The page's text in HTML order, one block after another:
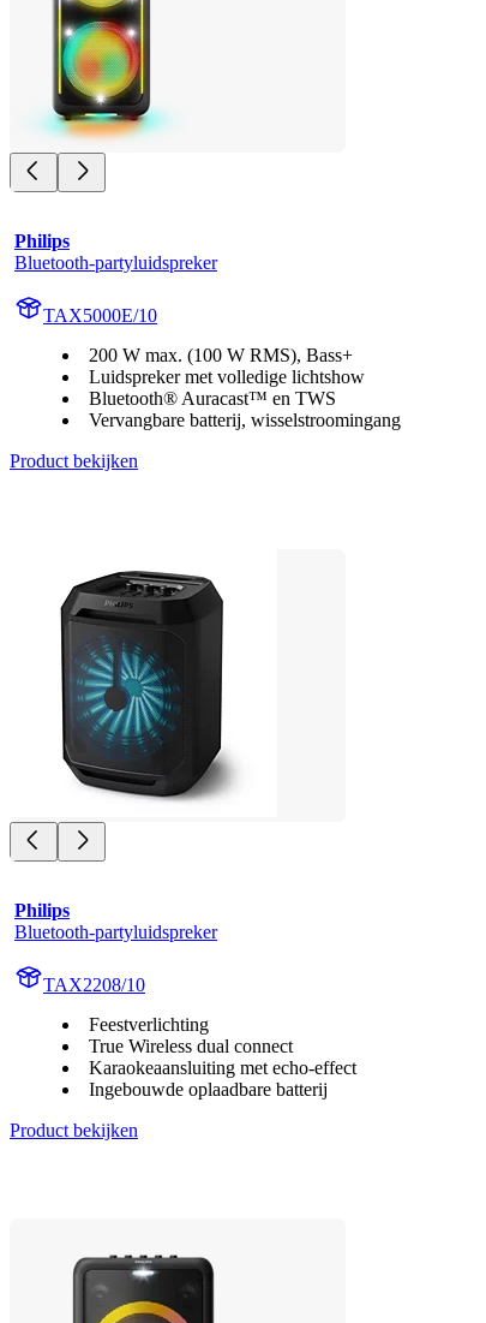
Philips
Bluetooth-partyluidspreker
TAX5000E/10
200 W max. (100 W RMS), Bass+
Luidspreker met volledige lichtshow
Bluetooth® Auracast™ en TWS
Vervangbare batterij, wisselstroomingang
Product bekijken
Philips
Bluetooth-partyluidspreker
TAX2208/10
Feestverlichting
True Wireless dual connect
Karaokeaansluiting met echo-effect
Ingebouwde oplaadbare batterij
Product bekijken